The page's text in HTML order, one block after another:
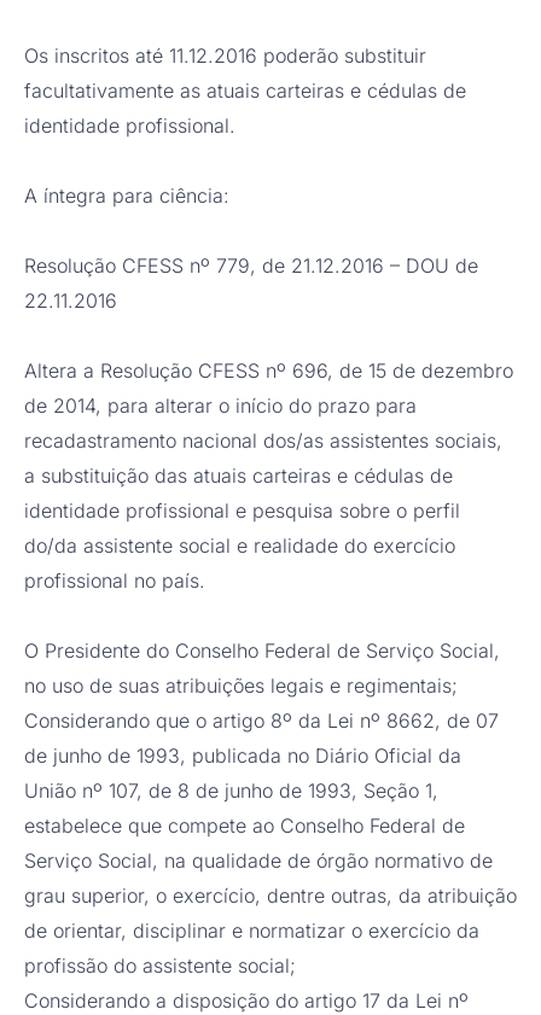
Os inscritos até 11.12.2016 poderão substituir
facultativamente as atuais carteiras e cédulas de
identidade profissional.
A íntegra para ciência:
Resolução CFESS nº 779, de 21.12.2016 – DOU de
22.11.2016
Altera a Resolução CFESS nº 696, de 15 de dezembro
de 2014, para alterar o início do prazo para
recadastramento nacional dos/as assistentes sociais,
a substituição das atuais carteiras e cédulas de
identidade profissional e pesquisa sobre o perfil
do/da assistente social e realidade do exercício
profissional no país.
O Presidente do Conselho Federal de Serviço Social,
no uso de suas atribuições legais e regimentais;
Considerando que o artigo 8º da Lei nº 8662, de 07
de junho de 1993, publicada no Diário Oficial da
União nº 107, de 8 de junho de 1993, Seção 1,
estabelece que compete ao Conselho Federal de
Serviço Social, na qualidade de órgão normativo de
grau superior, o exercício, dentre outras, da atribuição
de orientar, disciplinar e normatizar o exercício da
profissão do assistente social;
Considerando a disposição do artigo 17 da Lei nº